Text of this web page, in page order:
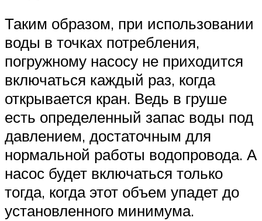
Таким образом, при использовании
воды в точках потребления,
погружному насосу не приходится
включаться каждый раз, когда
открывается кран. Ведь в груше
есть определенный запас воды под
давлением, достаточным для
нормальной работы водопровода. А
насос будет включаться только
тогда, когда этот объем упадет до
установленного минимума.